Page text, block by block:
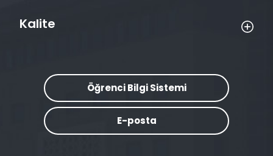
Kalite
Öğrenci Bilgi Sistemi
E-posta